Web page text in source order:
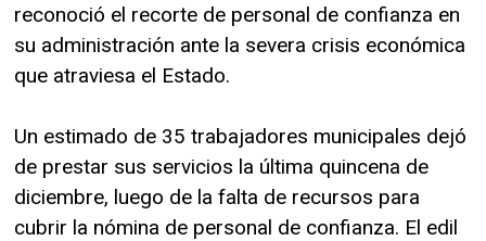
reconoció el recorte de personal de confianza en
su administración ante la severa crisis económica
que atraviesa el Estado.
Un estimado de 35 trabajadores municipales dejó
de prestar sus servicios la última quincena de
diciembre, luego de la falta de recursos para
cubrir la nómina de personal de confianza. El edil